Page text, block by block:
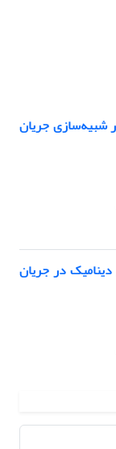
شبیه‌سازی جریان
در جریان